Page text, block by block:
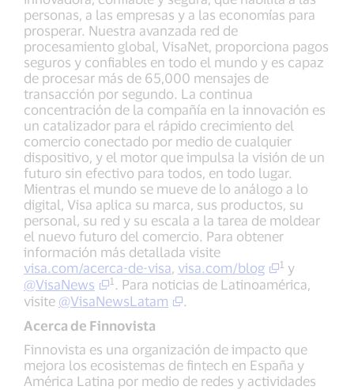
personas, a las empresas y a las economías para
prosperar. Nuestra avanzada red de
procesamiento global, VisaNet, proporciona pagos
seguros y confiables en todo el mundo y es capaz
de procesar más de 65,000 mensajes de
transacción por segundo. La continua
concentración de la compañía en la innovación es
un catalizador para el rápido crecimiento del
comercio conectado por medio de cualquier
dispositivo, y el motor que impulsa la visión de un
futuro sin efectivo para todos, en todo lugar.
Mientras el mundo se mueve de lo análogo a lo
digital, Visa aplica su marca, sus productos, su
personal, su red y su escala a la tarea de moldear
el nuevo futuro del comercio. Para obtener
información más detallada visite
visa.com/acerca-de-visa, visa.com/blog 1 y
@VisaNews
1 . Para noticias de Latinoamérica,
visite @VisaNewsLatam
.
Acerca de Finnovista
Finnovista es una organización de impacto que
mejora los ecosistemas de fintech en España y
América Latina por medio de redes y actividades